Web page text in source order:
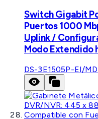
Switch Gigabit
Puertos 1000
Uplink /
Modo Extendido
DS-3E1505P-EI/M